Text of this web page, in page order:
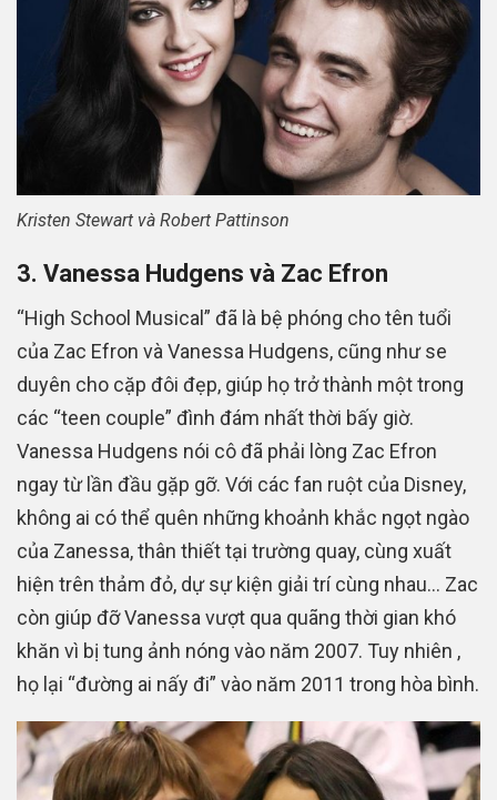
Kristen Stewart và Robert Pattinson
3. Vanessa Hudgens và Zac Efron
“High School Musical” đã là bệ phóng cho tên tuổi
của Zac Efron và Vanessa Hudgens, cũng như se
duyên cho cặp đôi đẹp, giúp họ trở thành một trong
các “teen couple” đình đám nhất thời bấy giờ.
Vanessa Hudgens nói cô đã phải lòng Zac Efron
ngay từ lần đầu gặp gỡ. Với các fan ruột của Disney,
không ai có thể quên những khoảnh khắc ngọt ngào
của Zanessa, thân thiết tại trường quay, cùng xuất
hiện trên thảm đỏ, dự sự kiện giải trí cùng nhau… Zac
còn giúp đỡ Vanessa vượt qua quãng thời gian khó
khăn vì bị tung ảnh nóng vào năm 2007. Tuy nhiên ,
họ lại “đường ai nấy đi” vào năm 2011 trong hòa bình.